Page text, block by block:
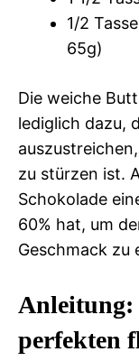
1/2
65g)
Die weiche
lediglich dazu,
zu stürzen ist.
Schokolade
60% hat, um
Geschmack zu
perfekten